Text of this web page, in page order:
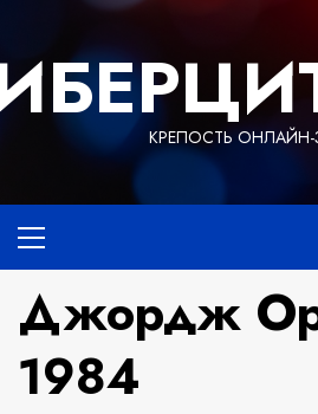
содержимому
КРЕПОСТЬ
меню
Джордж
1984